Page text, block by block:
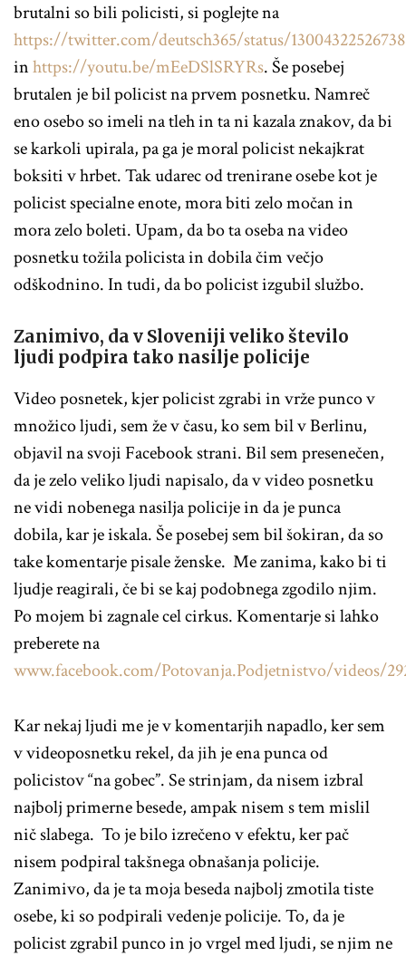
brutalni so bili policisti, si poglejte na
https://twitter.com/deutsch365/status/
inhttps://youtu.be/mEeDSlSRYRs. Še posebej
brutalen je bil policist na prvem posnetku. Namreč
eno osebo so imeli na tleh in ta ni kazala znakov, da bi
se karkoli upirala, pa ga je moral policist nekajkrat
boksiti v hrbet. Tak udarec od trenirane osebe kot je
policist specialne enote, mora biti zelo močan in
mora zelo boleti. Upam, da bo ta oseba na video
posnetku tožila policista in dobila čim večjo
odškodnino. In tudi, da bo policist izgubil službo.
Zanimivo, da v Sloveniji veliko število
ljudi podpira tako nasilje policije
Video posnetek, kjer policist zgrabi in vrže punco v
množico ljudi, sem že v času, ko sem bil v Berlinu,
objavil na svoji Facebook strani. Bil sem presenečen,
da je zelo veliko ljudi napisalo, da v video posnetku
ne vidi nobenega nasilja policije in da je punca
dobila, kar je iskala. Še posebej sem bil šokiran, da so
take komentarje pisale ženske. Me zanima, kako bi ti
ljudje reagirali, če bi se kaj podobnega zgodilo njim.
Po mojem bi zagnale cel cirkus. Komentarje si lahko
preberete na
www.facebook.com/Potovanja.Podjetnistvo/videos/
Kar nekaj ljudi me je v komentarjih napadlo, ker sem
v videoposnetku rekel, da jih je ena punca od
policistov “na gobec”. Se strinjam, da nisem izbral
najbolj primerne besede, ampak nisem s tem mislil
nič slabega. To je bilo izrečeno v efektu, ker pač
nisem podpiral takšnega obnašanja policije.
Zanimivo, da je ta moja beseda najbolj zmotila tiste
osebe, ki so podpirali vedenje policije. To, da je
policist zgrabil punco in jo vrgel med ljudi, se njim ne